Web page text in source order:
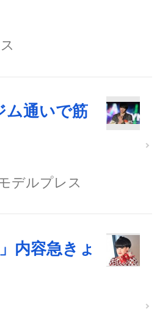
ム通いで筋
デルプレス
内容急きょ